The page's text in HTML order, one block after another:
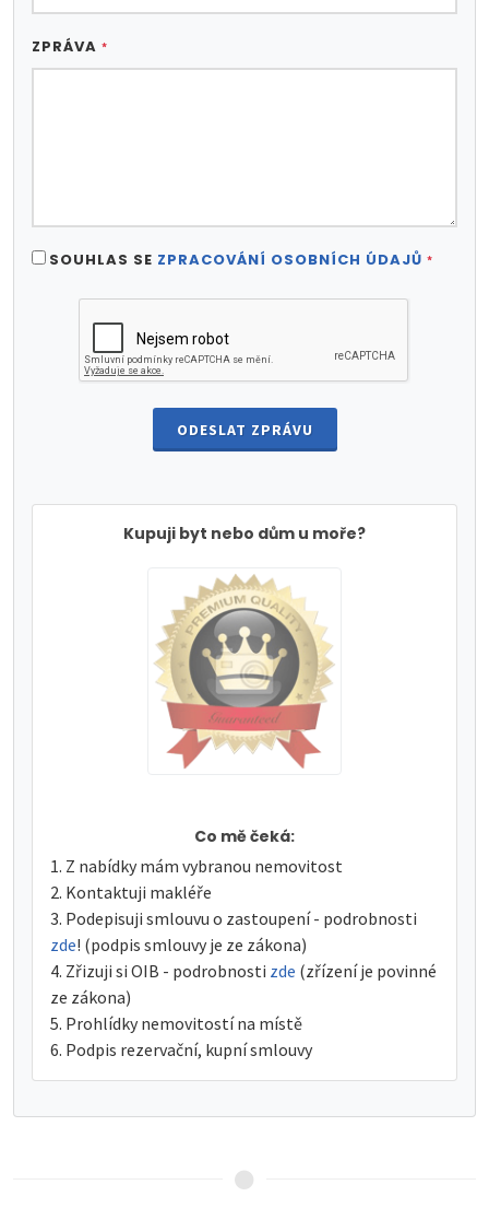
ZPRÁVA *
SOUHLAS SE ZPRACOVÁNÍ OSOBNÍCH ÚDAJŮ *
ODESLAT ZPRÁVU
Kupuji byt nebo dům u moře?
Co mě čeká:
Z nabídky mám vybranou nemovitost
Kontaktuji makléře
Podepisuji smlouvu o zastoupení - podrobnosti
zde! (podpis smlouvy je ze zákona)
Zřizuji si OIB - podrobnosti zde (zřízení je povinné
ze zákona)
Prohlídky nemovitostí na místě
Podpis rezervační, kupní smlouvy